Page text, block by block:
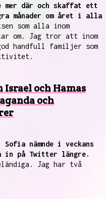
där och skaffat ett
månader om året i alla
som alla inom
om. Jag tror att inom
handfull familjer som
Israel och Hamas
och
Sofia nämnde i veckans
in på Twitter längre.
Jag har två